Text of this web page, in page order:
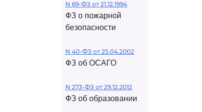
N 69-ФЗ от 21.12.1994
ФЗ о пожарной
безопасности
N 40-ФЗ от 25.04.2002
ФЗ об ОСАГО
N 273-ФЗ от 29.12.2012
ФЗ об образовании